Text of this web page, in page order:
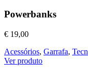
Powerbanks
€ 19,00
Acessórios, Garrafa,
Ver produto